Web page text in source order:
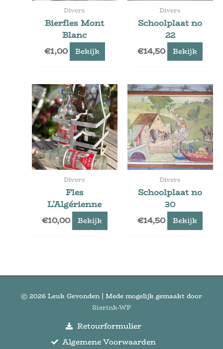
Divers
Bierfles Mont
Blanc
€1,00 Bekijk
Divers
Schoolplaat no
22
€14,50 Bekijk
Divers
Fles
L’Algérienne
€10,00 Bekijk
Divers
Schoolplaat no
30
€14,50 Bekijk
© 2026 Leuk Gevonden | Mede mogelijk gemaakt door
Sierink-WP
Retourformulier
Algemene Voorwaarden